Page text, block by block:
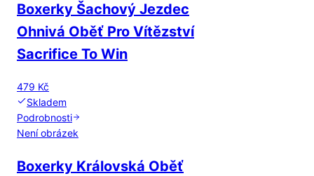
Boxerky Šachový Jezdec
Ohnivá Oběť Pro Vítězství
Sacrifice To Win
479 Kč
Skladem
Podrobnosti
Není obrázek
Boxerky Královská Oběť